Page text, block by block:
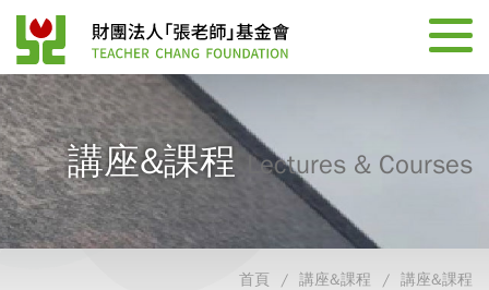
講座&課程 Lectures & Courses
首頁 講座&課程 講座&課程